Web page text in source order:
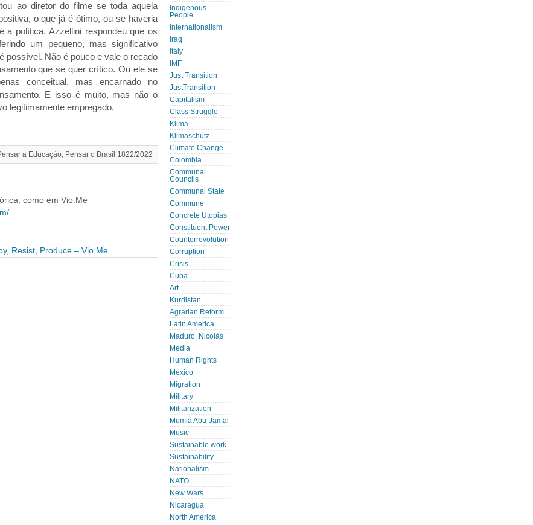
ao diretor do filme se toda aquela
o que já é ótimo, ou se haveria
a política. Azzellini respondeu que os
um pequeno, mas significativo
possível. Não é pouco e vale o recado
que se quer crítico. Ou ele se
conceitual, mas encarnado no
E isso é muito, mas não o
legitimamente empregado.
a Educação, Pensar o Brasil 1822/2022
como em Vio.Me
Resist, Produce – Vio.Me.
Indigenous
People
Internationalism
Iraq
Italy
IMF
Just Transition
JustTransition
Capitalism
Class Struggle
Klima
Klimaschutz
Climate Change
Colombia
Communal
Councils
Communal State
Commune
Concrete Utopias
Constituent Power
Counterrevolution
Corruption
Crisis
Cuba
Art
Kurdistan
Agrarian Reform
Latin America
Maduro, Nicolás
Media
Human Rights
Mexico
Migration
Military
Militarization
Mumia Abu-Jamal
Music
Sustainable work
Sustainability
Nationalism
NATO
New Wars
Nicaragua
North America